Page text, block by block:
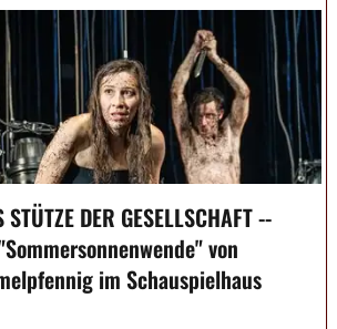
DER GESELLSCHAFT --
von
im Schauspielhaus